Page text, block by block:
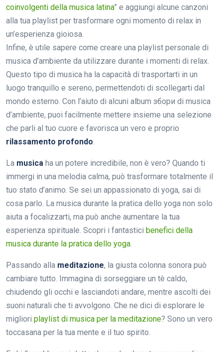
coinvolgenti della musica latina” e aggiungi alcune canzoni
alla tua playlist per trasformare ogni momento di relax in
un’esperienza gioiosa.
Infine, è utile sapere come creare una playlist personale di
musica d’ambiente da utilizzare durante i momenti di relax.
Questo tipo di musica ha la capacità di trasportarti in un
luogo tranquillo e sereno, permettendoti di scollegarti dal
mondo esterno. Con l’aiuto di alcuni album збори di musica
d’ambiente, puoi facilmente mettere insieme una selezione
che parli al tuo cuore e favorisca un vero e proprio
rilassamento profondo.
La musica ha un potere incredibile, non è vero? Quando ti
immergi in una melodia calma, può trasformare totalmente il
tuo stato d’animo. Se sei un appassionato di yoga, sai di
cosa parlo. La musica durante la pratica dello yoga non solo
aiuta a focalizzarti, ma può anche aumentare la tua
esperienza spirituale. Scopri i fantastici benefici della
musica durante la pratica dello yoga.
Passando alla meditazione, la giusta colonna sonora può
cambiare tutto. Immagina di sorseggiare un tè caldo,
chiudendo gli occhi e lasciandoti andare, mentre ascolti dei
suoni naturali che ti avvolgono. Che ne dici di esplorare le
migliori playlist di musica per la meditazione? Sono un vero
toccasana per la tua mente e il tuo spirito.